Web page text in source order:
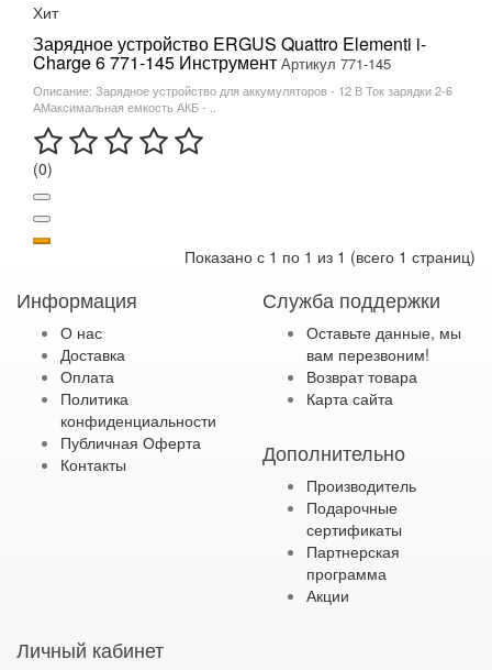
Хит
Зарядное устройство ERGUS Quattro Elementi i-
Charge 6 771-145 Инструмент Артикул 771-145
Описание: Зарядное устройство для аккумуляторов - 12 В Ток зарядки 2-6
АМаксимальная емкость АКБ - ..
(0)
Показано с 1 по 1 из 1 (всего 1 страниц)
Информация
О нас
Доставка
Оплата
Политика
конфиденциальности
Публичная Оферта
Контакты
Служба поддержки
Оставьте данные, мы
вам перезвоним!
Возврат товара
Карта сайта
Дополнительно
Производитель
Подарочные
сертификаты
Партнерская
программа
Акции
Личный кабинет